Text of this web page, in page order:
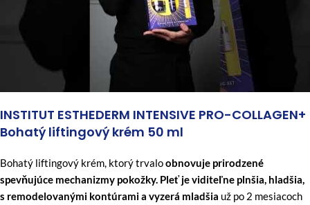
INSTITUT ESTHEDERM INTENSIVE PRO-COLLAGEN+
Bohatý liftingový krém 50 ml
Bohatý liftingový krém, ktorý trvaloobnovuje prirodzené
spevňujúce mechanizmy pokožky. Pleť je viditeľne plnšia, hladšia,
s remodelovanými kontúrami a vyzerá mladšia už po 2 mesiacoch